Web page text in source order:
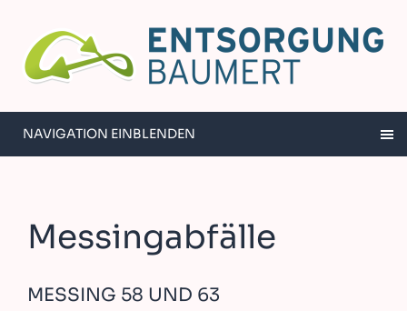
NAVIGATION EINBLENDEN
Messingabfälle
MESSING 58 UND 63